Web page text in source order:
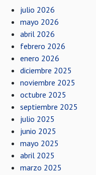
julio 2026
mayo 2026
abril 2026
febrero 2026
enero 2026
diciembre 2025
noviembre 2025
octubre 2025
septiembre 2025
julio 2025
junio 2025
mayo 2025
abril 2025
marzo 2025